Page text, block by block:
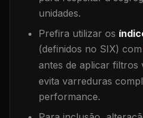
unidades.
Prefira utilizar os
(definidos no SIX) com
antes de aplicar filtros
evita varreduras
performance.